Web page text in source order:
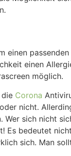
einen
einen
möglich.
Corona
nicht.
Wer sich nicht
Es bedeutet
sich. Man